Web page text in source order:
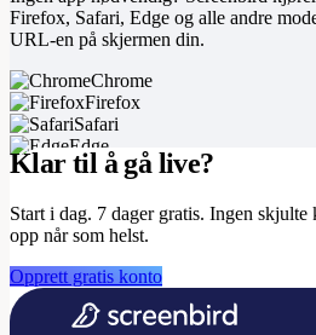
Firefox, Safari, Edge og alle andre
URL-en på skjermen din.
Chrome
Firefox
Safari
Edge
Klar til å gå live?
Start i dag. 7 dager gratis. Ingen skjulte
opp når som helst.
Opprett gratis konto